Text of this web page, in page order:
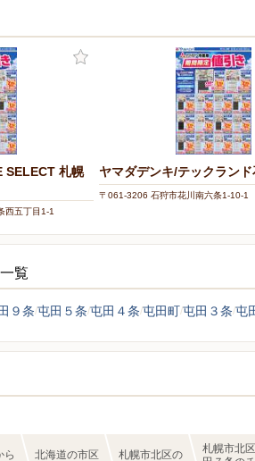
SELECT 札幌
西五丁目1-1
ヤマダデンキ/テックラン
〒061-3206 石狩市花川南六条1-10-1
覧
９条 屯田５条 屯田４条 屯田町屯田３条 屯
ら
北海道の市区
札幌市北区の
札幌市北